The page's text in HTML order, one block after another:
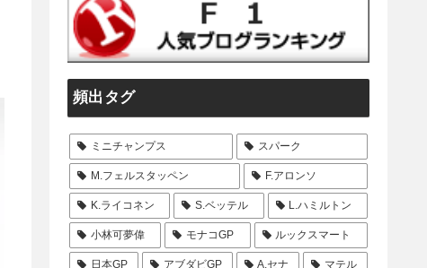
頻出タグ
ミニチャンプス スパーク
M.フェルスタッペン F.アロンソ
K.ライコネン S.ベッテル L.ハミルトン
小林可夢偉 モナコGP ルックスマート
日本GP アブダビGP A.セナ マテル